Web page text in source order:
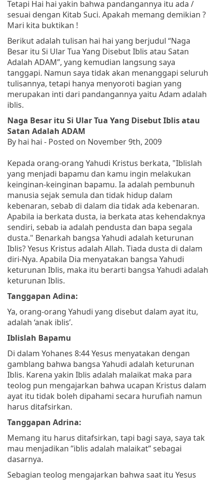
Tetapi Hai hai yakin bahwa pandangannya itu ada /
sesuai dengan Kitab Suci. Apakah memang demikian ?
Mari kita buktikan !
Berikut adalah tulisan hai hai yang berjudul “Naga
Besar itu Si Ular Tua Yang Disebut Iblis atau Satan
Adalah ADAM”, yang kemudian langsung saya
tanggapi. Namun saya tidak akan menanggapi seluruh
tulisannya, tetapi hanya menyoroti bagian yang
merupakan inti dari pandangannya yaitu Adam adalah
iblis.
Naga Besar itu Si Ular Tua Yang Disebut Iblis atau
Satan Adalah ADAM
By hai hai - Posted on November 9th, 2009
Kepada orang-orang Yahudi Kristus berkata, "Iblislah
yang menjadi bapamu dan kamu ingin melakukan
keinginan-keinginan bapamu. Ia adalah pembunuh
manusia sejak semula dan tidak hidup dalam
kebenaran, sebab di dalam dia tidak ada kebenaran.
Apabila ia berkata dusta, ia berkata atas kehendaknya
sendiri, sebab ia adalah pendusta dan bapa segala
dusta." Benarkah bangsa Yahudi adalah keturunan
Iblis? Yesus Kristus adalah Allah. Tiada dusta di dalam
diri-Nya. Apabila Dia menyatakan bangsa Yahudi
keturunan Iblis, maka itu berarti bangsa Yahudi adalah
keturunan Iblis.
Tanggapan Adina:
Ya, orang-orang Yahudi yang disebut dalam ayat itu,
adalah ‘anak iblis’.
Iblislah Bapamu
Di dalam Yohanes 8:44 Yesus menyatakan dengan
gamblang bahwa bangsa Yahudi adalah keturunan
Iblis. Karena yakin Iblis adalah malaikat maka para
teolog pun mengajarkan bahwa ucapan Kristus dalam
ayat itu tidak boleh dipahami secara hurufiah namun
harus ditafsirkan.
Tanggapan Adrina:
Memang itu harus ditafsirkan, tapi bagi saya, saya tak
mau menjadikan ”iblis adalah malaikat” sebagai
dasarnya.
Sebagian teolog mengajarkan bahwa saat itu Yesus